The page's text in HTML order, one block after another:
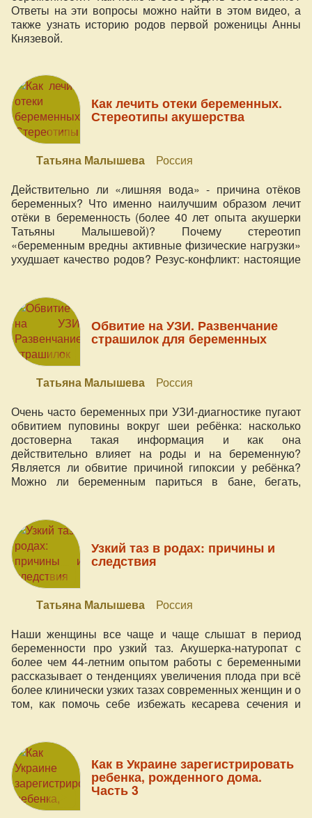
Ответы на эти вопросы можно найти в этом видео, а
также узнать историю родов первой роженицы Анны
Князевой.
Как лечить отеки беременных.
Стереотипы акушерства
Татьяна Малышева
Россия
Действительно ли «лишняя вода» - причина отёков
беременных? Что именно наилучшим образом лечит
отёки в беременность (более 40 лет опыта акушерки
Татьяны Малышевой)? Почему стереотип
«беременным вредны активные физические нагрузки»
ухудшает качество родов? Резус-конфликт: настоящие
матки и других процессах родов не соответствует
действительности (практическому наблюдению
естественных родов вне лечебных учреждений)? Эти и
другие стереотипы развенчивает акушер-гинеколог,
врач-натуропат с более чем 44-летним опытом работы
с беременными и роженицами.
Обвитие на УЗИ. Развенчание
страшилок для беременных
Татьяна Малышева
Россия
Очень часто беременных при УЗИ-диагностике пугают
обвитием пуповины вокруг шеи ребёнка: насколько
достоверна такая информация и как она
действительно влияет на роды и на беременную?
Является ли обвитие причиной гипоксии у ребёнка?
Можно ли беременным париться в бане, бегать,
в этом видео отвечает Татьяна Малышева - акушер-
натуропат с более чем 44-летним опытом работы с
беременными и роженицамиУзкий таз в родах: причины и
следствия
Татьяна Малышева
Россия
Наши женщины все чаще и чаще слышат в период
беременности про узкий таз. Акушерка-натуропат с
более чем 44-летним опытом работы с беременными
рассказывает о тенденциях увеличения плода при всё
более клинически узких тазах современных женщин и о
том, как помочь себе избежать кесарева сечения и
Как в Украине зарегистрировать
ребенка, рожденного дома.
Часть 3